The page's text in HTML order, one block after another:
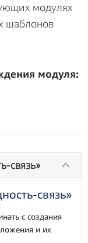
модулях
шаблонов
модуля:
связь»
связь»
с создания
и их